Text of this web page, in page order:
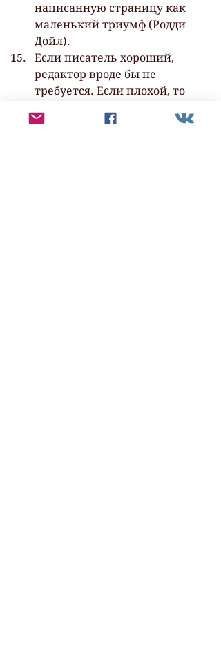
написанную страницу как
маленький триумф (Родди
Дойл).
Если писатель хороший,
редактор вроде бы не
требуется. Если плохой, то
(Сергей Довлатов).